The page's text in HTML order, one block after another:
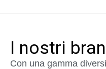
I nostri
Con una gamma